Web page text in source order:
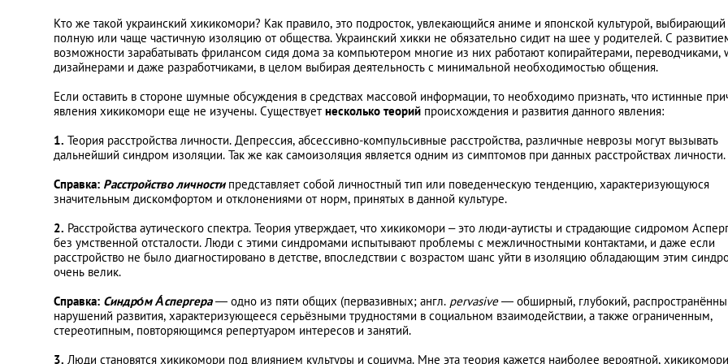
Кто же такой украинский хикикомори? Как правило, это подросток, увлекающийся аниме и японской культурой, выбирающий
полную или чаще частичную изоляцию от общества. Украинский хикки не обязательно сидит на шее у родителей. С
возможности зарабатывать фрилансом сидя дома за компьютером многие из них работают копирайтерами, переводчиками,
дизайнерами и даже разработчиками, в целом выбирая деятельность с минимальной необходимостью общения.
Если оставить в стороне шумные обсуждения в средствах массовой информации, то необходимо признать, что истинные
явления хикикомори еще не изучены. Существует несколько теорий происхождения и развития данного явления:
1. Теория расстройства личности. Депрессия, абсессивно-компульсивные расстройства, различные неврозы могут вызывать
дальнейший синдром изоляции. Так же как самоизоляция является одним из симптомов при данных расстройствах личности.
Справка: Расстройство личностипредставляет собой личностный тип или поведенческую тенденцию, характеризующуюся
значительным дискомфортом и отклонениями от норм, принятых в данной культуре.
2. Расстройства аутического спектра. Теория утверждает, что хикикомори – это люди-аутисты и страдающие сидромом
без умственной отсталости. Люди с этими синдромами испытывают проблемы с межличностными контактами, и даже если
расстройство не было диагностировано в детстве, впоследствии с возрастом шанс уйти в изоляцию обладающим этим
очень велик.
Справка: Синдро́м А́спергера— одно из пяти общих (первазивных; англ. pervasive— обширный, глубокий,
нарушений развития, характеризующееся серьёзными трудностями в социальном взаимодействии, а также ограниченным,
стереотипным, повторяющимся репертуаром интересов и занятий.
3. Люди становятся хикикомори под влиянием культуры и социума. Мне эта теория кажется наиболее вероятной, хикикомори